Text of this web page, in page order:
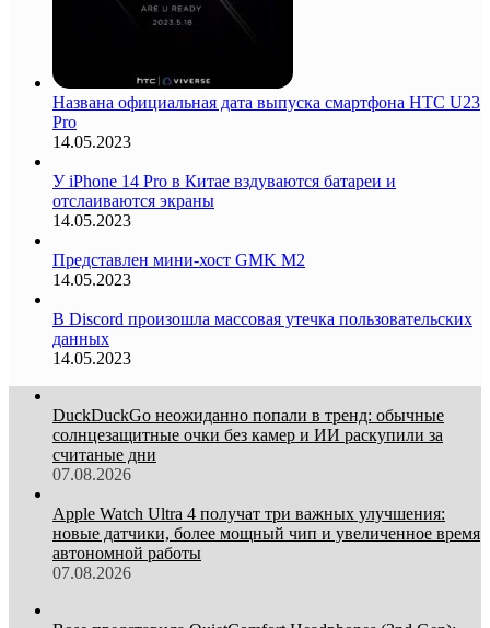
Названа официальная дата выпуска смартфона HTC U23
Pro
14.05.2023
У iPhone 14 Pro в Китае вздуваются батареи и
отслаиваются экраны
14.05.2023
Представлен мини-хост GMK M2
14.05.2023
В Discord произошла массовая утечка пользовательских
данных
14.05.2023
DuckDuckGo неожиданно попали в тренд: обычные
солнцезащитные очки без камер и ИИ раскупили за
считаные дни
07.08.2026
Apple Watch Ultra 4 получат три важных улучшения:
новые датчики, более мощный чип и увеличенное время
автономной работы
07.08.2026